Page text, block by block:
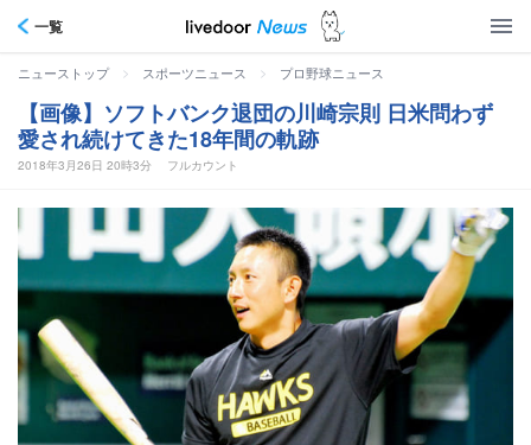
一覧
ニューストップ > スポーツニュース > プロ野球ニュース
【画像】ソフトバンク退団の川崎宗則 日米問わず
愛され続けてきた18年間の軌跡
2018年3月26日 20時3分 フルカウント